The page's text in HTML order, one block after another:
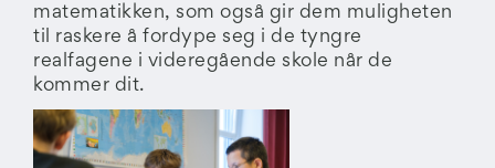
matematikken, som også gir dem muligheten
til raskere å fordype seg i de tyngre
realfagene i videregående skole når de
kommer dit.